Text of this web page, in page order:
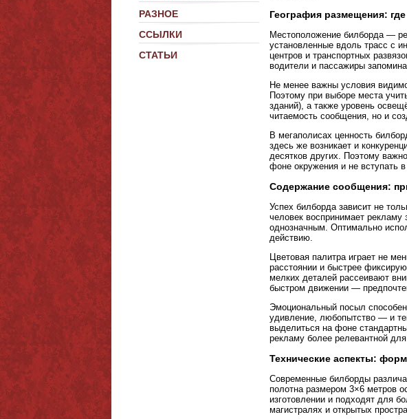
РАЗНОЕ
ССЫЛКИ
СТАТЬИ
География размещения:
Местоположение билборда —
установленные вдоль трасс с
центров и транспортных
водители и пассажиры
Не менее важны условия
Поэтому при выборе места
зданий), а также уровень
читаемость сообщения, но и
В мегаполисах ценность
здесь же возникает и
десятков других. Поэтому
фоне окружения и не вступать
Содержание сообщения:
Успех билборда зависит не
человек воспринимает
однозначным. Оптимально
действию.
Цветовая палитра играет не
расстоянии и быстрее
мелких деталей рассеивают
быстром движении —
Эмоциональный посыл
удивление, любопытство — и
выделиться на фоне
рекламу более релевантной для
Технические аспекты:
Современные билборды
полотна размером 3×6 метров
изготовлении и подходят для
магистралях и открытых